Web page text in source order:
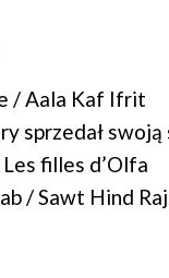
/ Aala Kaf Ifrit
sprzedał
filles d’Olfa
/ Sawt Hind